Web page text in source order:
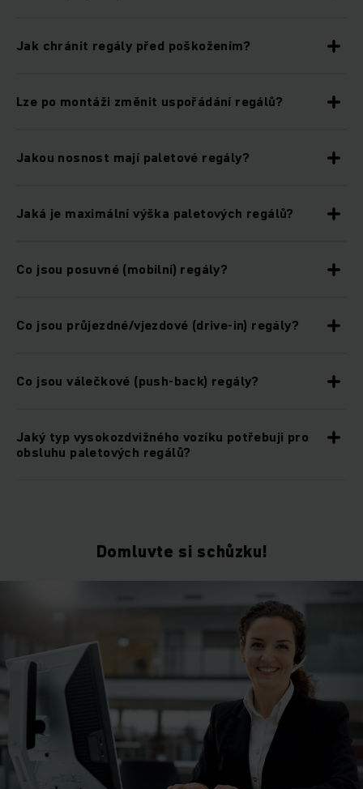
Jak chránit regály před poškožením?
Lze po montáži změnit uspořádání regálů?
Jakou nosnost mají paletové regály?
Jaká je maximální výška paletových regálů?
Co jsou posuvné (mobilní) regály?
Co jsou průjezdné/vjezdové (drive-in) regály?
Co jsou válečkové (push-back) regály?
Jaký typ vysokozdvižného vozíku potřebuji pro
obsluhu paletových regálů?
Domluvte si schůzku!